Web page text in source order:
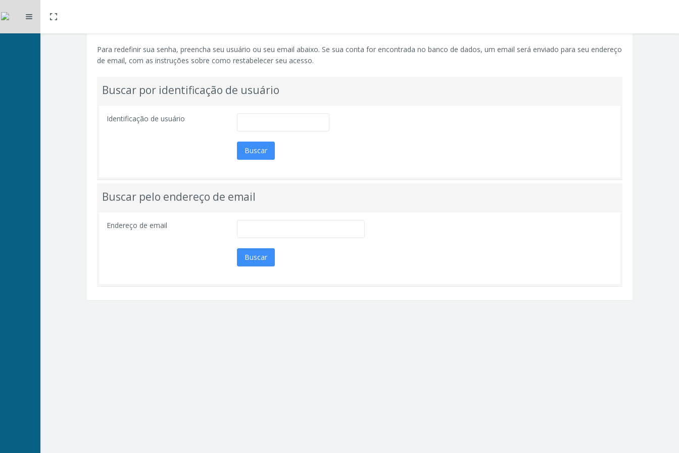
ExpandirToggle fullscreen
Para redefinir sua senha, preencha seu usuário ou seu email abaixo. Se sua conta for encontrada no banco de dados, um email será enviado para seu endereço
de email, com as instruções sobre como restabelecer seu acesso.
Buscar por identificação de usuário
Identificação de usuário
Buscar pelo endereço de email
Endereço de email